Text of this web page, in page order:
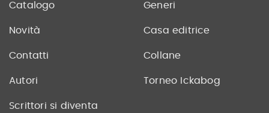
Catalogo Generi
Novità Casa editrice
Contatti Collane
Autori Torneo Ickabog
Scrittori si diventa